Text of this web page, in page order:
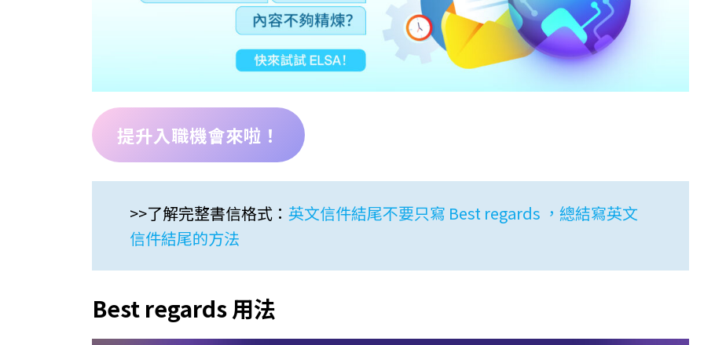
提升入職機會來啦！
>>了解完整書信格式： 英文信件結尾不要只寫 Best regards ，總結寫英文
信件結尾的方法
Best regards 用法